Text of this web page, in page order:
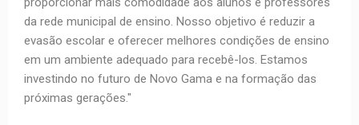
da rede municipal de ensino. Nosso objetivo é reduzir a
evasão escolar e oferecer melhores condições de ensino
em um ambiente adequado para recebê-los. Estamos
investindo no futuro de Novo Gama e na formação das
próximas gerações."